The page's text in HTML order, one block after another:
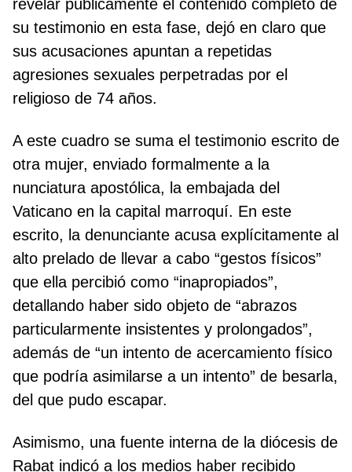
revelar públicamente el contenido completo de
su testimonio en esta fase, dejó en claro que
sus acusaciones apuntan a repetidas
agresiones sexuales perpetradas por el
religioso de 74 años.
A este cuadro se suma el testimonio escrito de
otra mujer, enviado formalmente a la
nunciatura apostólica, la embajada del
Vaticano en la capital marroquí. En este
escrito, la denunciante acusa explícitamente al
alto prelado de llevar a cabo “gestos físicos”
que ella percibió como “inapropiados”,
detallando haber sido objeto de “abrazos
particularmente insistentes y prolongados”,
además de “un intento de acercamiento físico
que podría asimilarse a un intento” de besarla,
del que pudo escapar.
Asimismo, una fuente interna de la diócesis de
Rabat indicó a los medios haber recibido